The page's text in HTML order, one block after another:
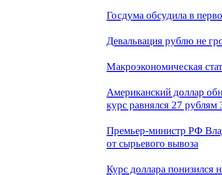
Госдума обсудила в
Девальвация рублю не
Макроэкономическая
Американский доллар
курс равнялся 27 рублям
Премьер-министр РФ
от сырьевого вывоза
Курс доллара понизился